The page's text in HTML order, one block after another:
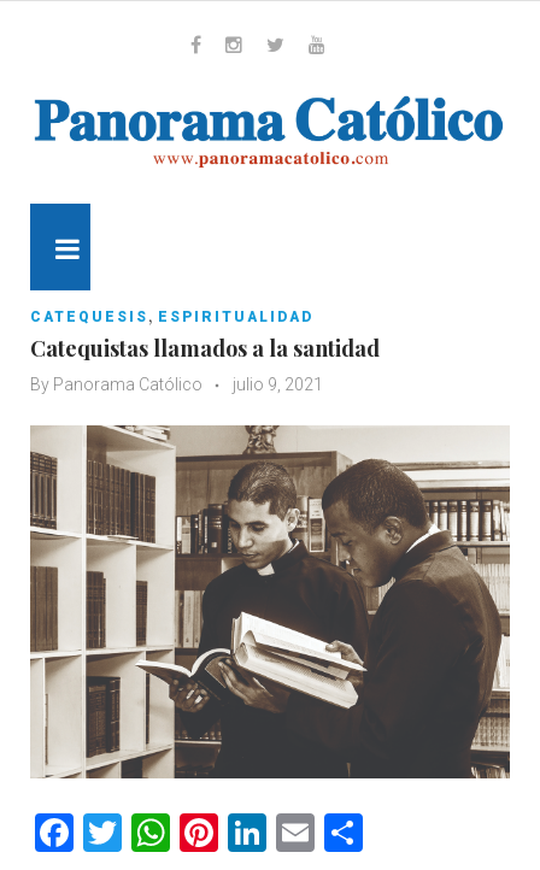
CATEQUESIS , ESPIRITUALIDAD
Catequistas llamados a la santidad
By Panorama Católico julio 9, 2021
Facebook
Twitter
WhatsApp
Pinterest
LinkedIn
Email